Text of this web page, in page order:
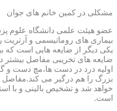
مشکلی در کمین خانم های جوان
عضو هیئت علمی دانشگاه علوم
بیماری های روماتیسمی و آرتریت
یکی دیگر از ضایعه هایی است که
ضایعه های تخریبی مفاصل بیشتر
اولیه درد در دست ها،مچ دست و
بزرگ را هم درگیر می
خواهد شد و تشخیص بالینی و با
است.